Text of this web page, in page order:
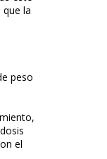
la
peso
el